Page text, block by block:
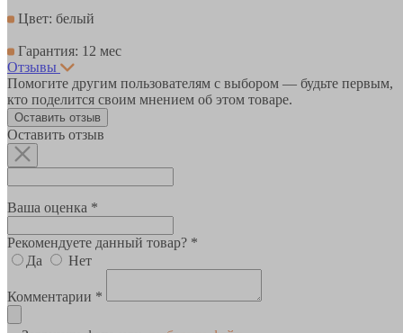
Цвет: белый
Гарантия: 12 мес
Отзывы
Помогите другим пользователям с выбором — будьте первым,
кто поделится своим мнением об этом товаре.
Оставить отзыв
Оставить отзыв
Ваша оценка *
Рекомендуете данный товар? *
Да
Нет
Комментарии *